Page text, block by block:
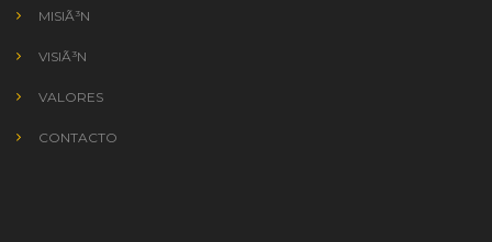
MISIÃ³N
VISIÃ³N
VALORES
CONTACTO